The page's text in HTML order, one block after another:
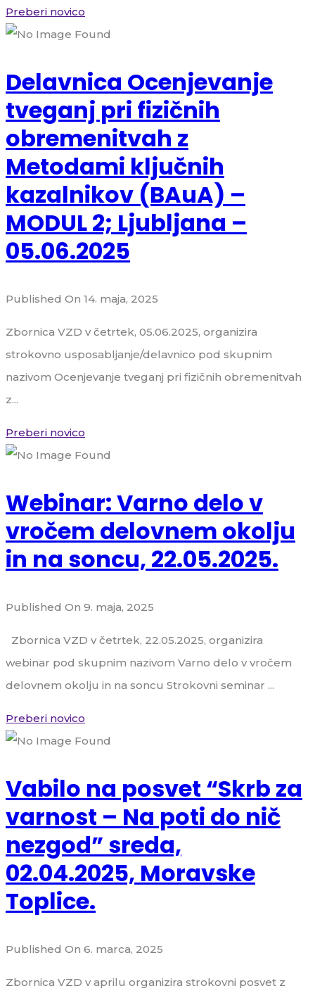
Preberi novico
Delavnica Ocenjevanje
tveganj pri fizičnih
obremenitvah z
Metodami ključnih
kazalnikov (BAuA) –
MODUL 2; Ljubljana –
05.06.2025
Published On 14. maja, 2025
Zbornica VZD v četrtek, 05.06.2025, organizira
strokovno usposabljanje/delavnico pod skupnim
nazivom Ocenjevanje tveganj pri fizičnih obremenitvah
z...
Preberi novico
Webinar: Varno delo v
vročem delovnem okolju
in na soncu, 22.05.2025.
Published On 9. maja, 2025
Zbornica VZD v četrtek, 22.05.2025, organizira
webinar pod skupnim nazivom Varno delo v vročem
delovnem okolju in na soncu Strokovni seminar ...
Preberi novico
Vabilo na posvet “Skrb za
varnost – Na poti do nič
nezgod” sreda,
02.04.2025, Moravske
Toplice.
Published On 6. marca, 2025
Zbornica VZD v aprilu organizira strokovni posvet z